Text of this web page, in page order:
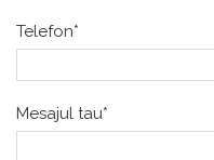
Telefon*
Mesajul tau*